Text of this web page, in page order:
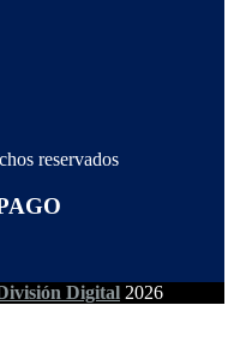
reservados
Digital 2026